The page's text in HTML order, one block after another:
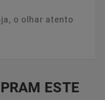
o olhar atento
ESTE